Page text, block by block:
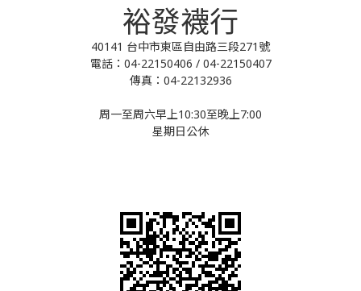
裕發襪行
40141 台中市東區自由路三段271號
電話：04-22150406 / 04-22150407
傳真：04-22132936
周一至周六早上10:30至晚上7:00
星期日公休